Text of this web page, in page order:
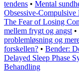
tendens • Mental
Obsessive-
The Fear of Losing
mellem frygt og angst •
problemløsning og
forskellen? • Bender:
Delayed Sleep Phase
Behandling